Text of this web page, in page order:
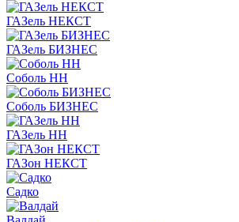
ГАЗель НЕКСТ
ГАЗель БИЗНЕС
Соболь НН
Соболь БИЗНЕС
ГАЗель НН
ГАЗон НЕКСТ
Садко